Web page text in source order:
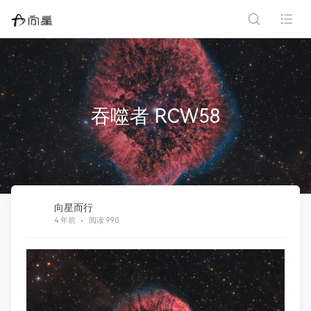
吞噬者 RCW58
向星而行
4 年前 阅读 990